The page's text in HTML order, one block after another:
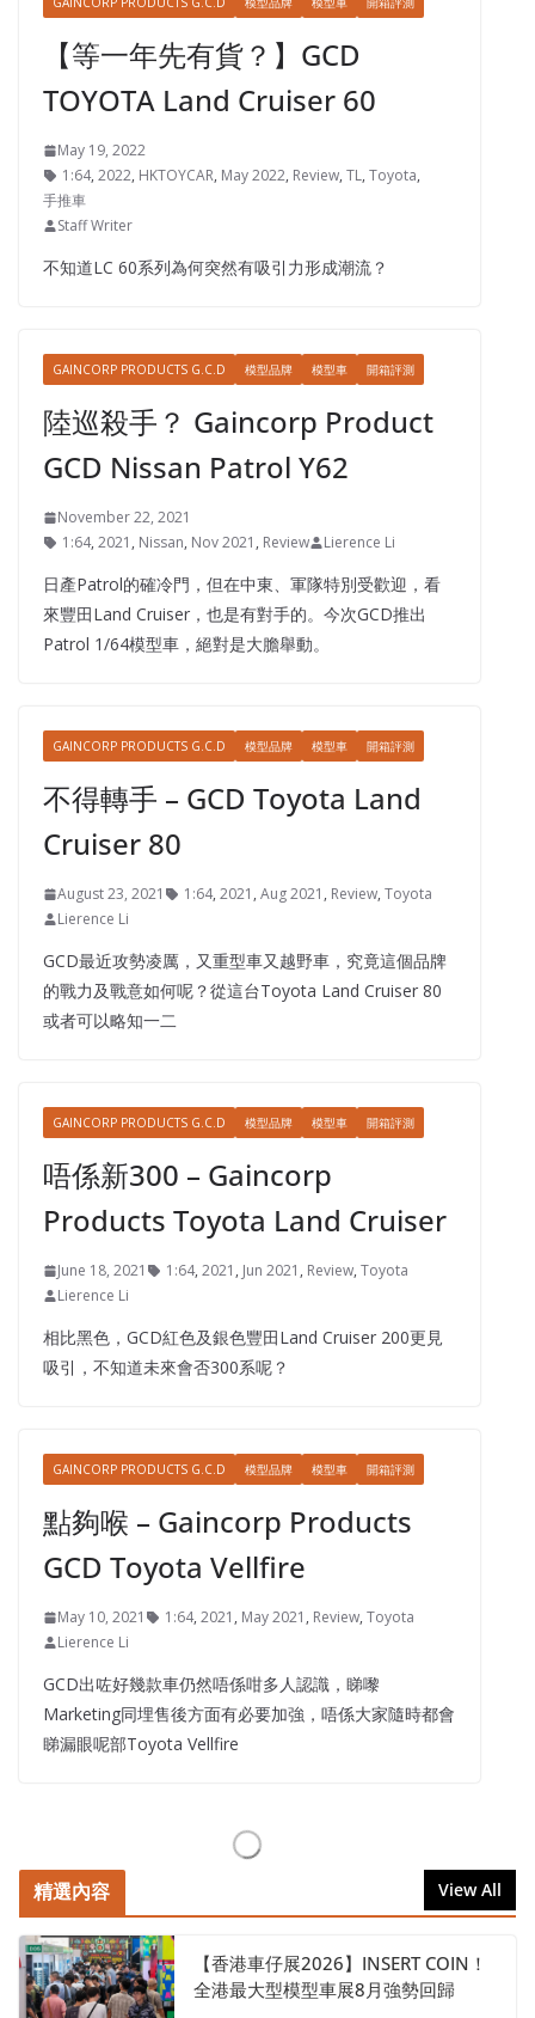
【等一年先有貨？】GCD
TOYOTA Land Cruiser 60
May 19, 2022
1:64, 2022, HKTOYCAR, May 2022, Review, TL, Toyota,
手推車
Staff Writer
不知道LC 60系列為何突然有吸引力形成潮流？
GAINCORP PRODUCTS G.C.D 模型品牌 模型車 開箱評測
陸巡殺手？ Gaincorp Product
GCD Nissan Patrol Y62
November 22, 2021
1:64, 2021 , Nissan, Nov 2021 , Review Lierence Li
日產Patrol的確冷門，但在中東、軍隊特別受歡迎，看
來豐田Land Cruiser，也是有對手的。今次GCD推出
Patrol 1/64模型車，絕對是大膽舉動。
GAINCORP PRODUCTS G.C.D 模型品牌 模型車 開箱評測
不得轉手 – GCD Toyota Land
Cruiser 80
August 23, 2021 1:64, 2021 , Aug 2021 , Review, Toyota
Lierence Li
GCD最近攻勢凌厲，又重型車又越野車，究竟這個品牌
的戰力及戰意如何呢？從這台Toyota Land Cruiser 80
或者可以略知一二
GAINCORP PRODUCTS G.C.D 模型品牌 模型車 開箱評測
唔係新300 – Gaincorp
Products Toyota Land Cruiser
June 18, 2021 1:64, 2021 , Jun 2021 , Review, Toyota
Lierence Li
相比黑色，GCD紅色及銀色豐田Land Cruiser 200更見
吸引，不知道未來會否300系呢？
GAINCORP PRODUCTS G.C.D 模型品牌 模型車 開箱評測
點夠喉 – Gaincorp Products
GCD Toyota Vellfire
May 10, 2021 1:64, 2021 , May 2021 , Review, Toyota
Lierence Li
GCD出咗好幾款車仍然唔係咁多人認識，睇嚟
Marketing同埋售後方面有必要加強，唔係大家隨時都會
睇漏眼呢部Toyota Vellfire
精選內容 View All
【香港車仔展2026】INSERT COIN！
全港最大型模型車展8月強勢回歸